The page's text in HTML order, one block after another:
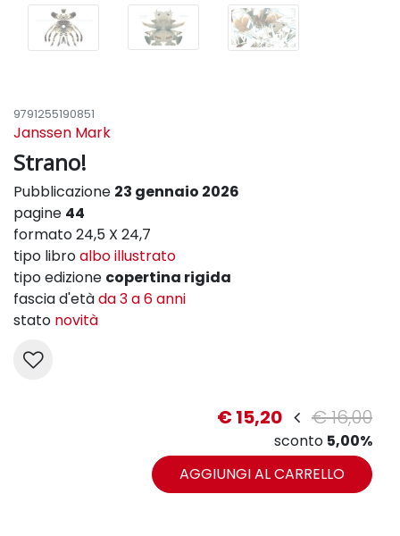
9791255190851
Janssen Mark
Strano!
Pubblicazione 23 gennaio 2026
pagine 44
formato 24,5 X 24,7
tipo libroalbo illustrato
tipo edizione copertina rigida
fascia d'etàda 3 a 6 anni
stato novità
€ 15,20 € 16,00
sconto 5,00%
AGGIUNGI AL CARRELLO